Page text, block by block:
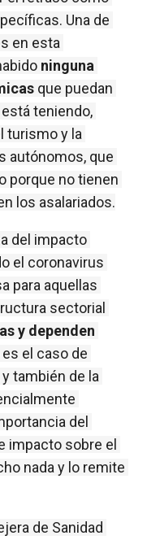
Una de
en esta
ninguna
que puedan
teniendo,
turismo y la
autónomos, que
porque no tienen
los asalariados.
del impacto
el coronavirus
para aquellas
y dependen
es el caso de
también de la
del
impacto sobre el
nada y lo remite
de Sanidad